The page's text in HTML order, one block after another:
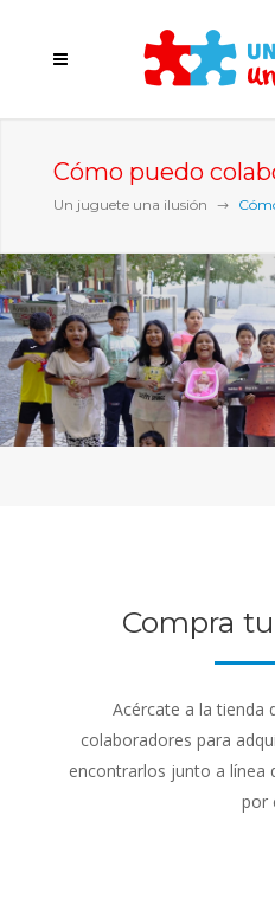
Cómo puedo
Un juguete una ilusión
Compra
Acércate a la tienda
colaboradores para
encontrarlos junto a línea
por